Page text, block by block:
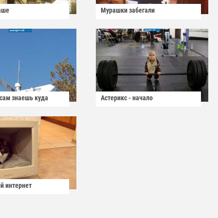
Мурашки забегали
знаешь куда Астерикс - начало
интернет